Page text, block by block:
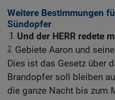
Weitere Bestimmungen
Sündopfer
1 Und der HERR redete
2 Gebiete Aaron und
Dies ist das Gesetz über
Brandopfer soll bleiben
die ganze Nacht bis zum